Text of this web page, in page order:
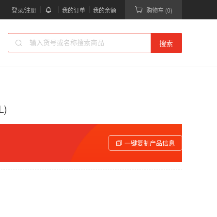
登录/注册 我的订单 我的余额 购物车 (0)
搜索
一键复制产品信息